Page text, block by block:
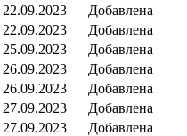
22.09.2023
Добавлена
22.09.2023
Добавлена
25.09.2023
Добавлена
26.09.2023
Добавлена
26.09.2023
Добавлена
27.09.2023
Добавлена
27.09.2023
Добавлена